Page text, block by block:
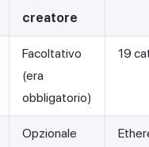
creatore
Facoltativo
(era
obbligatorio)
19
Opzionale